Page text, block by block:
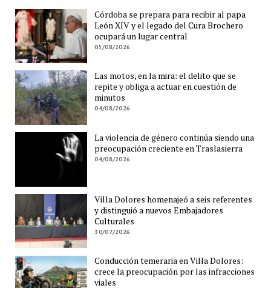
Córdoba se prepara para recibir al papa
León XIV y el legado del Cura Brochero
ocupará un lugar central
05/08/2026
Las motos, en la mira: el delito que se
repite y obliga a actuar en cuestión de
minutos
04/08/2026
La violencia de género continúa siendo una
preocupación creciente en Traslasierra
04/08/2026
Villa Dolores homenajeó a seis referentes
y distinguió a nuevos Embajadores
Culturales
30/07/2026
Conducción temeraria en Villa Dolores:
crece la preocupación por las infracciones
viales